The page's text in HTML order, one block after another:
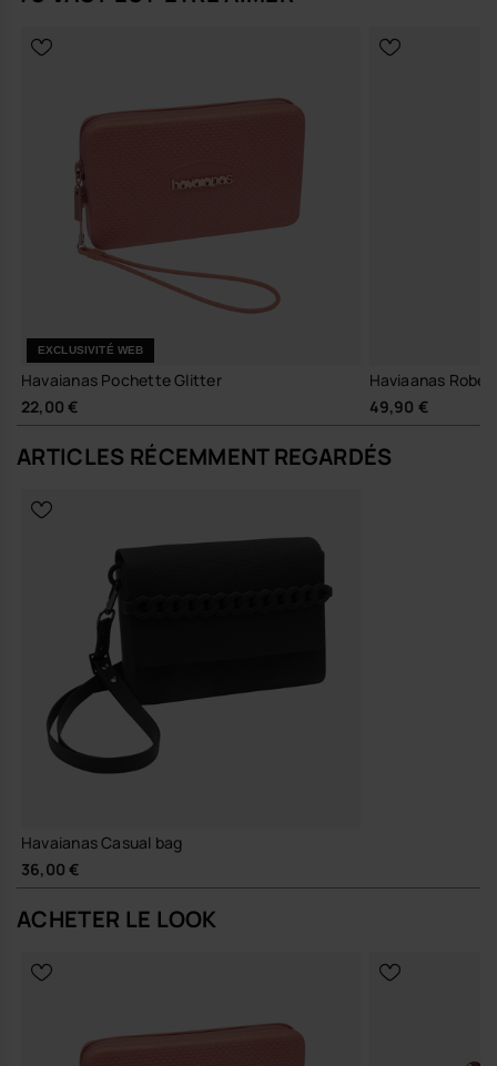
Havaianas Casual Bag Chains est l'accessoire idéal pour une sortie
Trouve ton modèle préféré et donne un coup de boost à ton style
Havaianas en France, et fais passer ton style au niveau supérieur.
EXCLUSIVITÉ WEB
Havaianas Pochette Glitter
22,00 €
Haviaanas Robe
49,90 €
ARTICLES RÉCEMMENT REGARDÉS
Havaianas Casual bag
36,00 €
ACHETER LE LOOK